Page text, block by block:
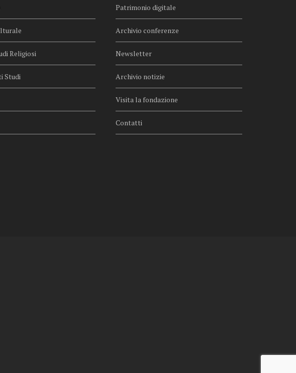
Religiosi
Studi
Patrimonio digitale
Archivio conferenze
Newsletter
Archivio notizie
Visita la fondazione
Contatti